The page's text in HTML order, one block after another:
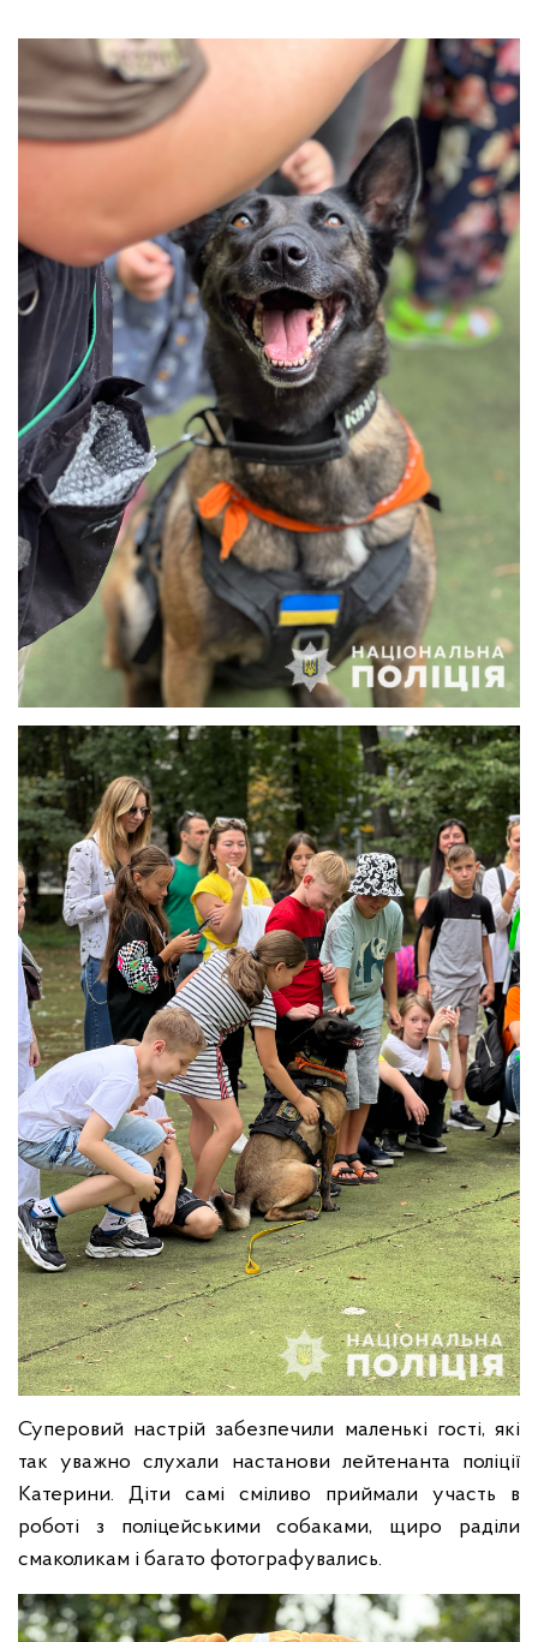
Суперовий настрій забезпечили маленькі гості, які
так уважно слухали настанови лейтенанта поліції
Катерини. Діти самі сміливо приймали участь в
роботі з поліцейськими собаками, щиро раділи
смаколикам і багато фотографувались.